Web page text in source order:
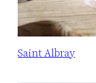
Saint Albray